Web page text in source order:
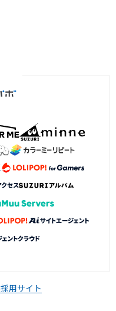
採用サイト